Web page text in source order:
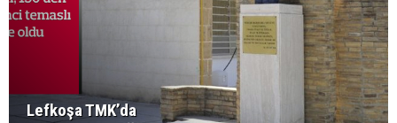
Lefkoşa TMK’da